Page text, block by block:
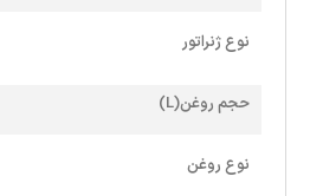
نوع ژنراتور
حجم روغن(L)
نوع روغن